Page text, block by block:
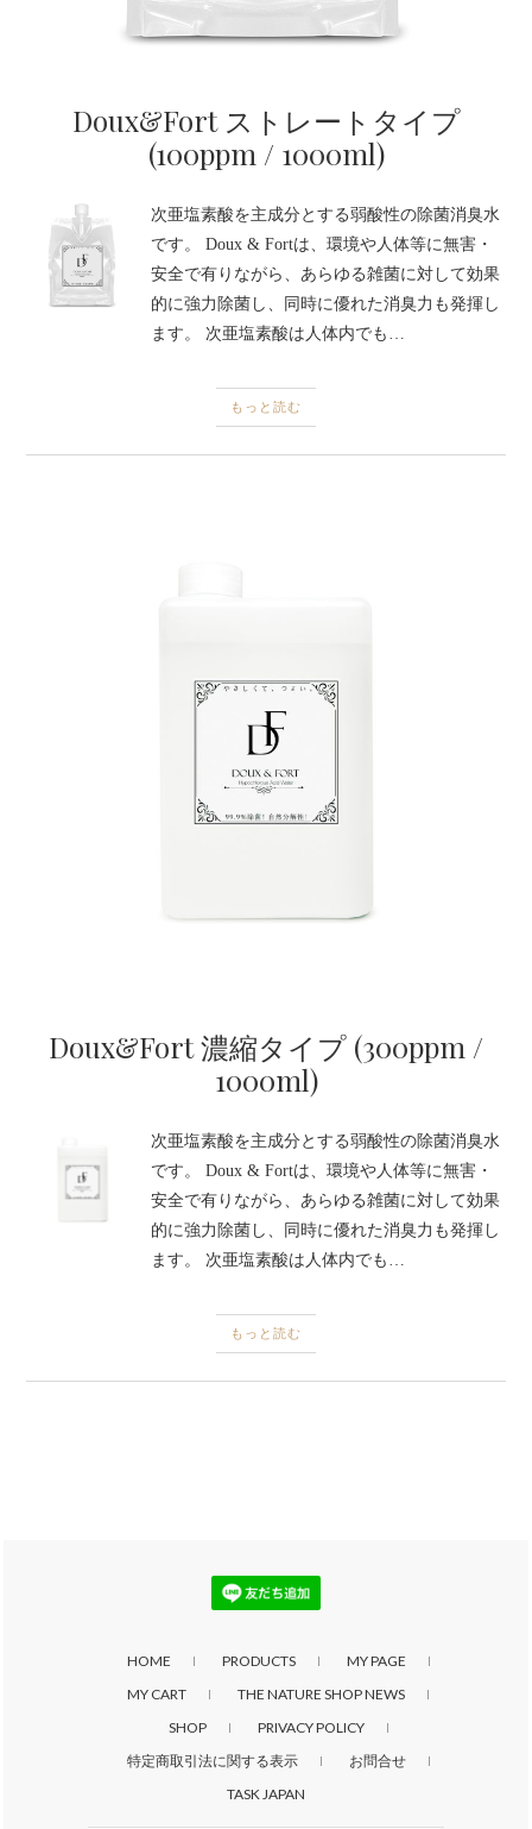
Doux&Fort ストレートタイプ
(100ppm / 1000ml)
次亜塩素酸を主成分とする弱酸性の除菌消臭水
です。 Doux & Fortは、環境や人体等に無害・
安全で有りながら、あらゆる雑菌に対して効果
的に強力除菌し、同時に優れた消臭力も発揮し
ます。 次亜塩素酸は人体内でも…
もっと読む
Doux&Fort 濃縮タイプ (300ppm /
1000ml)
次亜塩素酸を主成分とする弱酸性の除菌消臭水
です。 Doux & Fortは、環境や人体等に無害・
安全で有りながら、あらゆる雑菌に対して効果
的に強力除菌し、同時に優れた消臭力も発揮し
ます。 次亜塩素酸は人体内でも…
もっと読む
HOME PRODUCTS
MY PAGE
MY CART
THE NATURE SHOP NEWS
SHOP
PRIVACY POLICY
特定商取引法に関する表示
お問合せ
TASK JAPAN